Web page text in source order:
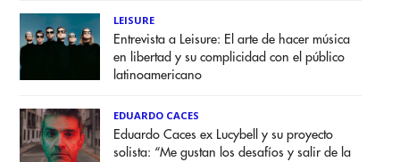
LEISURE
Entrevista a Leisure: El arte de hacer música
en libertad y su complicidad con el público
latinoamericano
EDUARDO CACES
Eduardo Caces ex Lucybell y su proyecto
solista: “Me gustan los desafíos y salir de la